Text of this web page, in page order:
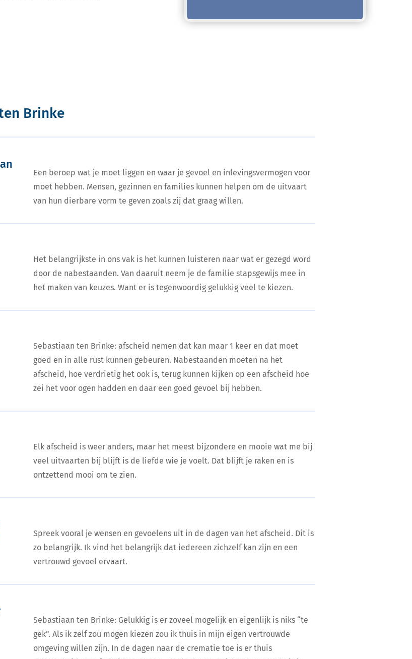
Brinke
Een beroep wat je moet liggen en waar je gevoel en inlevingsvermogen voor
moet hebben. Mensen, gezinnen en families kunnen helpen om de uitvaart
van hun dierbare vorm te geven zoals zij dat graag willen.
Het belangrijkste in ons vak is het kunnen luisteren naar wat er gezegd word
door de nabestaanden. Van daaruit neem je de familie stapsgewijs mee in
het maken van keuzes. Want er is tegenwoordig gelukkig veel te kiezen.
Sebastiaan ten Brinke: afscheid nemen dat kan maar 1 keer en dat moet
goed en in alle rust kunnen gebeuren. Nabestaanden moeten na het
afscheid, hoe verdrietig het ook is, terug kunnen kijken op een afscheid hoe
zei het voor ogen hadden en daar een goed gevoel bij hebben.
Elk afscheid is weer anders, maar het meest bijzondere en mooie wat me bij
veel uitvaarten bij blijft is de liefde wie je voelt. Dat blijft je raken en is
ontzettend mooi om te zien.
Spreek vooral je wensen en gevoelens uit in de dagen van het afscheid. Dit is
zo belangrijk. Ik vind het belangrijk dat iedereen zichzelf kan zijn en een
vertrouwd gevoel ervaart.
Sebastiaan ten Brinke: Gelukkig is er zoveel mogelijk en eigenlijk is niks “te
gek”. Als ik zelf zou mogen kiezen zou ik thuis in mijn eigen vertrouwde
omgeving willen zijn. In de dagen naar de crematie toe is er thuis